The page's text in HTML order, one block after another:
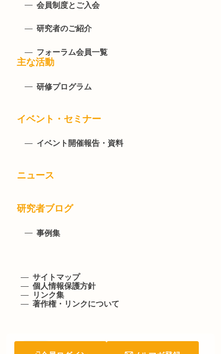
会員制度とご入会
研究者のご紹介
フォーラム会員一覧
主な活動
研修プログラム
イベント・セミナー
イベント開催報告・資料
ニュース
研究者ブログ
事例集
サイトマップ
個人情報保護方針
リンク集
著作権・リンクについて